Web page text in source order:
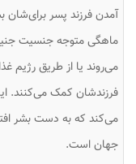
ماهگی متوجه جنسیت
می‌روند یا از طریق رژیم
فرزندشان کمک می‌کنند.
می‌کند که به دست بشر
جهان است.